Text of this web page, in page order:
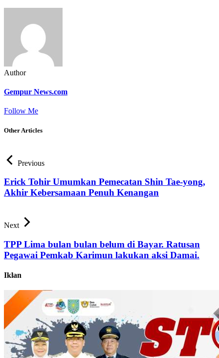
Author
Gempur News.com
Follow Me
Other Articles
Previous
Erick Tohir Umumkan Pemecatan Shin Tae-yong,
Akhir Kebersamaan Penuh Kenangan
Next
TPP Lima bulan bulan belum di Bayar. Ratusan
Pegawai Pemkab Karimun lakukan aksi Damai.
Iklan